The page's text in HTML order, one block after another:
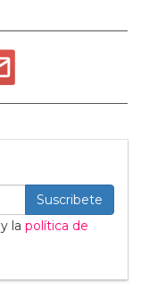
Suscribete
y la política de